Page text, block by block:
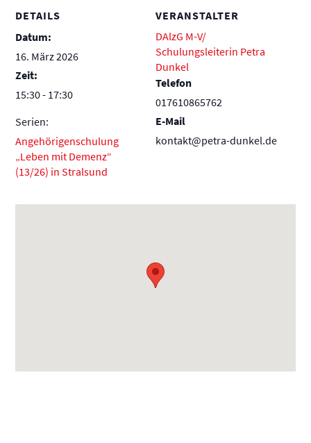
DETAILS
Datum:
16. März 2026
Zeit:
15:30 - 17:30
Serien:
Angehörigenschulung
„Leben mit Demenz“
(13/26) in Stralsund
VERANSTALTER
DAlzG M-V/
Schulungsleiterin Petra
Dunkel
Telefon
017610865762
E-Mail
kontakt@petra-dunkel.de